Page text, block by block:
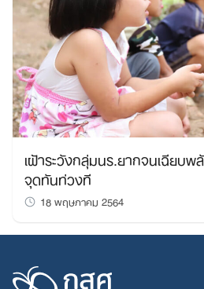
เฝ้าระวังกลุ่มนร.ยากจนเฉียบพ
จุดทันท่วงที
18 พฤษภาคม 2564